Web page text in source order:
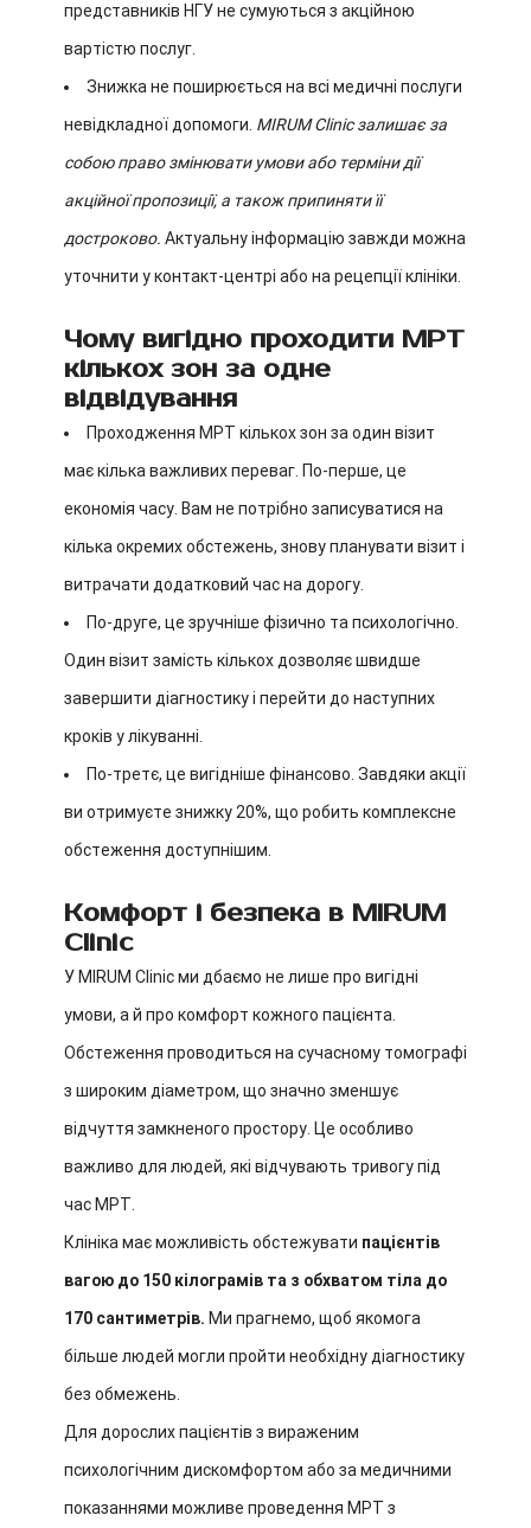
представників НГУ не сумуються з акційною
вартістю послуг.
Знижка не поширюється на всі медичні послуги
невідкладної допомоги. MIRUM Clinic залишає за
собою право змінювати умови або терміни дії
акційної пропозиції, а також припиняти її
достроково. Актуальну інформацію завжди можна
уточнити у контакт-центрі або на рецепції клініки.
Чому вигідно проходити МРТ
кількох зон за одне
відвідування
Проходження МРТ кількох зон за один візит
має кілька важливих переваг. По-перше, це
економія часу. Вам не потрібно записуватися на
кілька окремих обстежень, знову планувати візит і
витрачати додатковий час на дорогу.
По-друге, це зручніше фізично та психологічно.
Один візит замість кількох дозволяє швидше
завершити діагностику і перейти до наступних
кроків у лікуванні.
По-третє, це вигідніше фінансово. Завдяки акції
ви отримуєте знижку 20%, що робить комплексне
обстеження доступнішим.
Комфорт і безпека в MIRUM
Clinic
У MIRUM Clinic ми дбаємо не лише про вигідні
умови, а й про комфорт кожного пацієнта.
Обстеження проводиться на сучасному томографі
з широким діаметром, що значно зменшує
відчуття замкненого простору. Це особливо
важливо для людей, які відчувають тривогу під
час МРТ.
Клініка має можливість обстежувати пацієнтів
вагою до 150 кілограмів та з обхватом тіла до
170 сантиметрів. Ми прагнемо, щоб якомога
більше людей могли пройти необхідну діагностику
без обмежень.
Для дорослих пацієнтів з вираженим
психологічним дискомфортом або за медичними
показаннями можливе проведення МРТ з